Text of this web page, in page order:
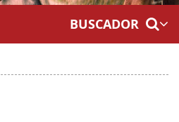
BUSCADOR